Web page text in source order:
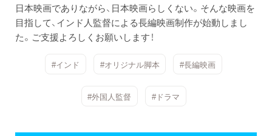
日本映画でありながら、日本映画らしくない。そんな映画を
目指して、インド人監督による長編映画制作が始動しまし
た。ご支援よろしくお願いします！
#インド #オリジナル脚本 #長編映画
#外国人監督 #ドラマ